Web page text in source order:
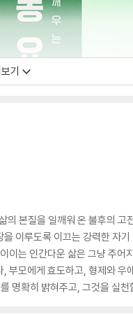
기
본질을 일깨워 온 불후의 고
이루도록 이끄는 강력한 자
는 인간다운 삶은 그냥 주어
부모에게 효도하고, 형제와
명확히 밝혀주고, 그것을 실